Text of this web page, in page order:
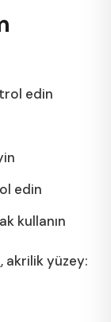
edin
edin
kullanın
, akrilik yüzey: